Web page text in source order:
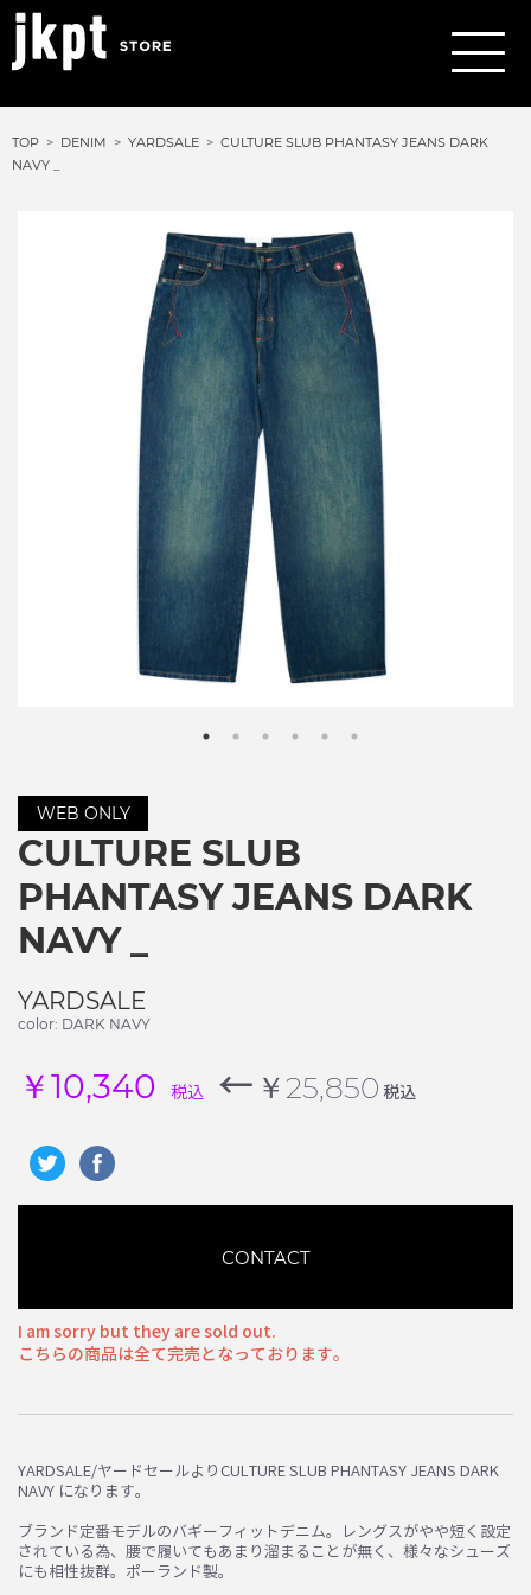
TOP DENIM YARDSALE
CULTURE SLUB PHANTASY JEANS DARK
NAVY _
WEB ONLY
CULTURE SLUB
PHANTASY JEANS DARK
NAVY _
YARDSALE
color: DARK NAVY
￥10,340 税込 ← ￥25,850 税込
CONTACT
I am sorry but they are sold out.
こちらの商品は全て完売となっております。
YARDSALE/ヤードセールよりCULTURE SLUB PHANTASY JEANS DARK
NAVY になります。
ブランド定番モデルのバギーフィットデニム。レングスがやや短く設定
されている為、腰で履いてもあまり溜まることが無く、様々なシューズ
にも相性抜群。ポーランド製。
お買い物を続ける カートへ進む